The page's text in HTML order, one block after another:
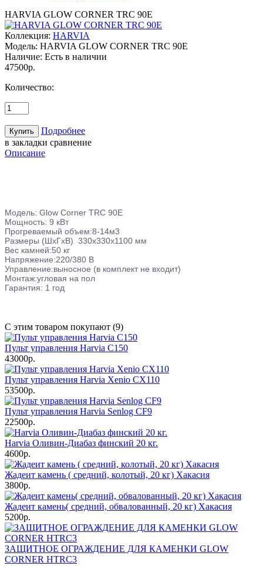
HARVIA GLOW CORNER TRC 90Е
Коллекция: HARVIA
Модель: HARVIA GLOW CORNER TRC 90Е
Наличие: Есть в наличии
47500р.
Количество:
Подробнее
в закладки сравнение
Описание
Модель: Glow Corner TRС 90Е
Мощность: 9 кВт
Прогреваемый объем:8-14м3
Размеры (ШхГхВ) 330x330x1100 мм
Вес камней:50 кг
Напряжение:220/380 В
Управление:выносное (в комплект не входит)
Монтаж:угловая на пол
Гарантия: 1 год
С этим товаром покупают (9)
Пульт управления Harvia C150
43000р.
Пульт управления Harvia Xenio CX110
53500р.
Пульт управления Harvia Senlog CF9
22500р.
Harvia Оливин-Диабаз финский 20 кг.
4600р.
Жадеит камень ( средний, колотый, 20 кг) Хакасия
3800р.
Жадеит камень( средний, обвалованный, 20 кг) Хакасия
5200р.
ЗАЩИТНОЕ ОГРАЖДЕНИЕ ДЛЯ КАМЕНКИ GLOW
CORNER HTRC3